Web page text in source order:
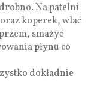
Na patelni
koperek, wlać
smażyć
płynu co
dokładnie